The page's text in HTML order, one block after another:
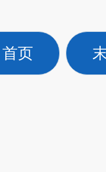
首页